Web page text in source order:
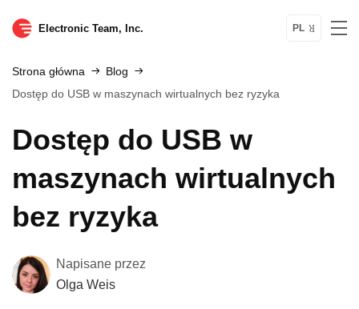
Electronic Team, Inc. PL
Strona główna
Blog
Dostęp do USB w maszynach wirtualnych bez ryzyka
Dostęp do USB w
maszynach wirtualnych
bez ryzyka
Napisane przez
Olga Weis